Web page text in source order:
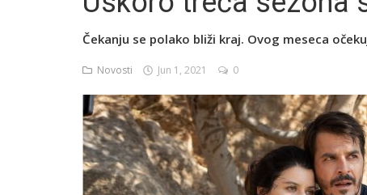
Čekanju se polako bliži kraj. Ovog meseca
Novosti Jun 1, 2021 0